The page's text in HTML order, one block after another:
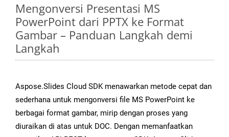
Mengonversi Presentasi MS
PowerPoint dari PPTX ke Format
Gambar – Panduan Langkah demi
Langkah
Aspose.Slides Cloud SDK menawarkan metode cepat dan
sederhana untuk mengonversi file MS PowerPoint ke
berbagai format gambar, mirip dengan proses yang
diuraikan di atas untuk DOC. Dengan memanfaatkan